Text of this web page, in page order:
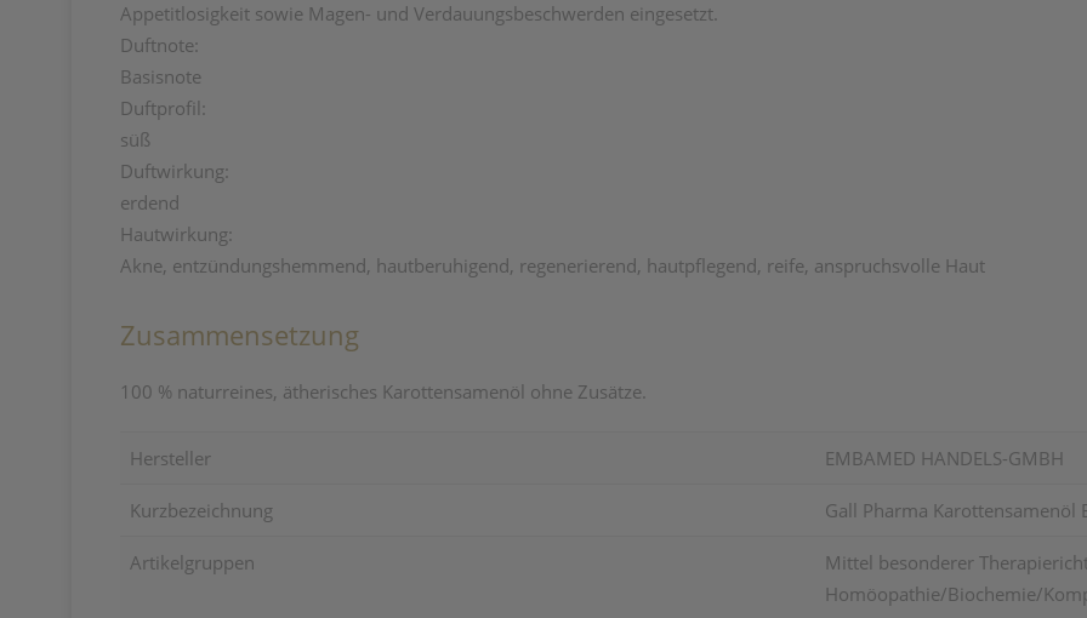
Appetitlosigkeit sowie Magen- und Verdauungsbeschwerden eingesetzt.
Duftnote:
Basisnote
Duftprofil:
süß
Duftwirkung:
erdend
Hautwirkung:
Akne, entzündungshemmend, hautberuhigend, regenerierend, hautpflegend, reife, anspruchsvolle Haut
Zusammensetzung
100 % naturreines, ätherisches Karottensamenöl ohne Zusätze.
Hersteller EMBAMED HANDELS-GMBH
Kurzbezeichnung Gall Pharma Karottensamenöl
Artikelgruppen
Mittel besonderer
Homöopathie/Biochemie/